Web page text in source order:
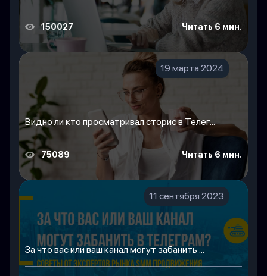
150027 Читать 6 мин.
19 марта 2024
Видно ли кто просматривал сторис в Телег...
75089 Читать 6 мин.
11 сентября 2023
За что вас или ваш канал могут забанить ...